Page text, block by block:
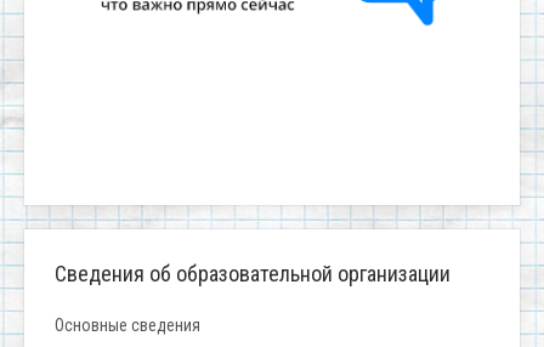
Сведения об образовательной организации
Основные сведения